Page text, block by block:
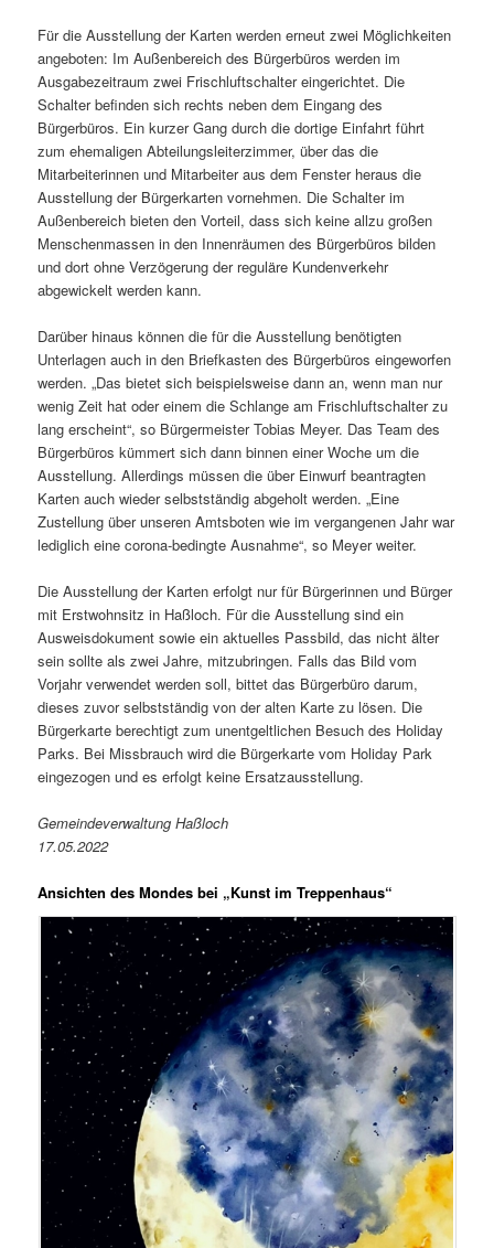
Für die Ausstellung der Karten werden erneut zwei Möglichkeiten
angeboten: Im Außenbereich des Bürgerbüros werden im
Ausgabezeitraum zwei Frischluftschalter eingerichtet. Die
Schalter befinden sich rechts neben dem Eingang des
Bürgerbüros. Ein kurzer Gang durch die dortige Einfahrt führt
zum ehemaligen Abteilungsleiterzimmer, über das die
Mitarbeiterinnen und Mitarbeiter aus dem Fenster heraus die
Ausstellung der Bürgerkarten vornehmen. Die Schalter im
Außenbereich bieten den Vorteil, dass sich keine allzu großen
Menschenmassen in den Innenräumen des Bürgerbüros bilden
und dort ohne Verzögerung der reguläre Kundenverkehr
abgewickelt werden kann.
Darüber hinaus können die für die Ausstellung benötigten
Unterlagen auch in den Briefkasten des Bürgerbüros eingeworfen
werden. „Das bietet sich beispielsweise dann an, wenn man nur
wenig Zeit hat oder einem die Schlange am Frischluftschalter zu
lang erscheint“, so Bürgermeister Tobias Meyer. Das Team des
Bürgerbüros kümmert sich dann binnen einer Woche um die
Ausstellung. Allerdings müssen die über Einwurf beantragten
Karten auch wieder selbstständig abgeholt werden. „Eine
Zustellung über unseren Amtsboten wie im vergangenen Jahr war
lediglich eine corona-bedingte Ausnahme“, so Meyer weiter.
Die Ausstellung der Karten erfolgt nur für Bürgerinnen und Bürger
mit Erstwohnsitz in Haßloch. Für die Ausstellung sind ein
Ausweisdokument sowie ein aktuelles Passbild, das nicht älter
sein sollte als zwei Jahre, mitzubringen. Falls das Bild vom
Vorjahr verwendet werden soll, bittet das Bürgerbüro darum,
dieses zuvor selbstständig von der alten Karte zu lösen. Die
Bürgerkarte berechtigt zum unentgeltlichen Besuch des Holiday
Parks. Bei Missbrauch wird die Bürgerkarte vom Holiday Park
eingezogen und es erfolgt keine Ersatzausstellung.
Gemeindeverwaltung Haßloch
17.05.2022
Ansichten des Mondes bei „Kunst im Treppenhaus“